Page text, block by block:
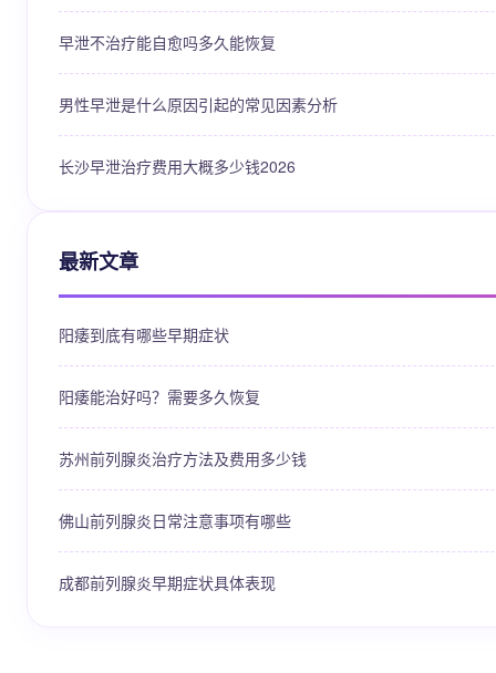
早泄不治疗能自愈吗多久能恢复
男性早泄是什么原因引起的常见因素分析
长沙早泄治疗费用大概多少钱2026
最新文章
阳痿到底有哪些早期症状
阳痿能治好吗？需要多久恢复
苏州前列腺炎治疗方法及费用多少钱
佛山前列腺炎日常注意事项有哪些
成都前列腺炎早期症状具体表现